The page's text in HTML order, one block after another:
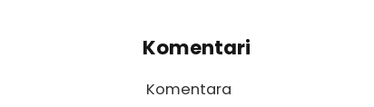
Komentari
Komentara